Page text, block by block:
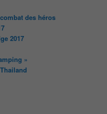
des héros
2017
»